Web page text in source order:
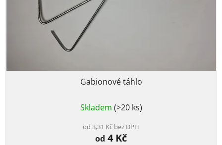
Gabionové táhlo
hodnocení
je
4,7
Skladem (>20 ks)
od 3,31 Kč bez DPH
od 4 Kč